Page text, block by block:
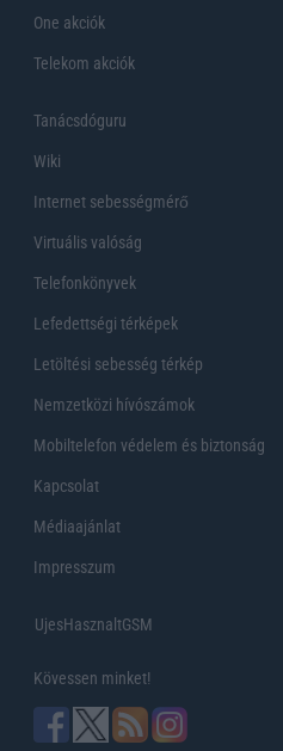
One akciók
Telekom akciók
Tanácsdóguru
Wiki
Internet sebességmérő
Virtuális valóság
Telefonkönyvek
Lefedettségi térképek
Letöltési sebesség térkép
Nemzetközi hívószámok
Mobiltelefon védelem és biztonság
Kapcsolat
Médiaajánlat
Impresszum
UjesHasznaltGSM
Kövessen minket!